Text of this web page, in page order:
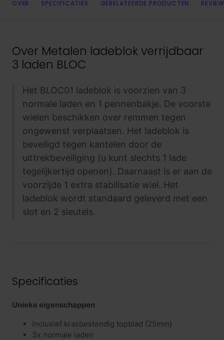
OVER SPECIFICATIES GERELATEERDE PRODUCTEN
Over Metalen ladeblok verrijdbaar
3 laden BLOC
Het BLOC01 ladeblok is voorzien van 3
normale laden en 1 pennenbakje. De voorste
wielen beschikken over remmen tegen
ongewenst verplaatsen. Het ladeblok is
beveiligd tegen kantelen door de
uittrekbeveiliging (u kunt slechts 1 lade
tegelijkertijd openen). Daarnaast is er aan de
voorzijde 1 extra stabilisatie wiel. Het
ladeblok wordt standaard geleverd met een
slot en 2 sleutels.
Specificaties
Unieke eigenschappen
Inclusief krasbestendig topblad (25mm)
3x normale laden